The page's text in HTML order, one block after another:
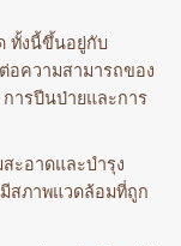
ทั้งนี้ขึ้นอยู่กับ
อความสามารถของ
ารปีนป่ายและการ
ะอาดและบำรุง
สภาพแวดล้อมที่ถูก